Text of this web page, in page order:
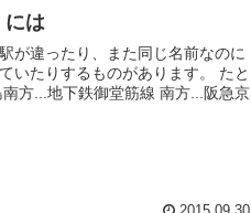
には
が違ったり、また同じ名前なのに
たりするものがあります。 たと
方...地下鉄御堂筋線 南方...阪急京